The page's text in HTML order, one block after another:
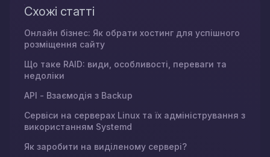
Схожі статті
Онлайн бізнес: Як обрати хостинг для успішного
розміщення сайту
Що таке RAID: види, особливості, переваги та
недоліки
API - Взаємодія з Backup
Сервіси на серверах Linux та їх адміністрування з
використанням Systemd
Як заробити на виділеному сервері?